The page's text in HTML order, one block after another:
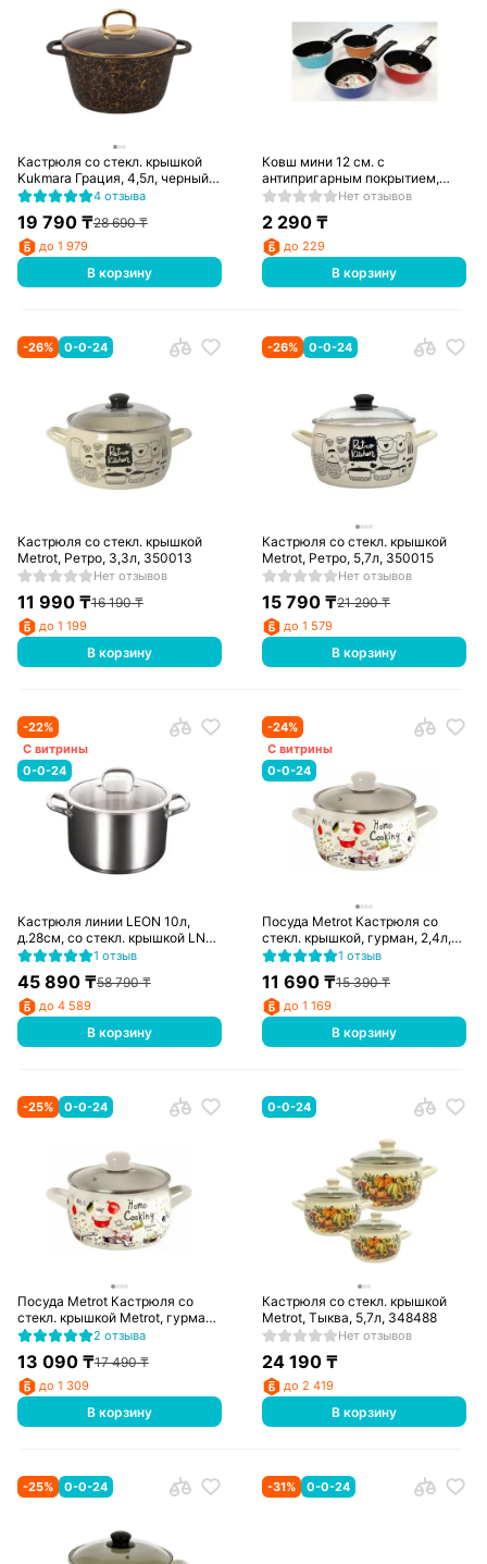
Кастрюля со стекл. крышкой
Kukmara Грация, 4,5л, черный/
золото, кчз45а4 отзыва
19 790₸28 690₸
до 1 979
В корзину
Ковш мини 12 см. с
антипригарным покрытием,
270627
Нет отзывов
2 290 ₸
до 229
В корзину
-26% 0-0-24
Кастрюля со стекл. крышкой
Metrot, Ретро, 3,3л, 350013
Нет отзывов
11 990₸16 190₸
до 1 199
В корзину
-26% 0-0-24
Кастрюля со стекл. крышкой
Metrot, Ретро, 5,7л, 350015
Нет отзывов
15 790 ₸21 290₸
до 1 579
В корзину
-22%
С витрины
0-0-24
Кастрюля линии LEON 10л,
д.28см, со стекл. крышкой LN-
CA10028G 1 отзыв
45 890₸58 790₸
до 4 589
В корзину
-24%
С витрины
0-0-24
Посуда Metrot Кастрюля со
стекл. крышкой, гурман, 2,4л,
348685
1 отзыв
11 690 ₸15 390₸
до 1 169
В корзину
-25% 0-0-24
Посуда Metrot Кастрюля со
стекл. крышкой Metrot, гурман,
3,3л, 3486882 отзыва
13 090₸17 490₸
до 1 309
В корзину
0-0-24
Кастрюля со стекл. крышкой
Metrot, Тыква, 5,7л, 348488
Нет отзывов
24 190 ₸
до 2 419
В корзину
-25% 0-0-24 -31% 0-0-24